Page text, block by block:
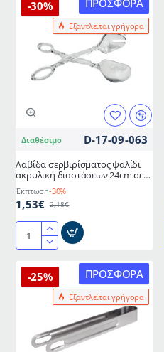
επαγγελματικής
HOTELIA
πάχους
2mm
ύψους
ΠΡΟΣΦΟΡΆ
Εξαντλείται γρήγορα
-30%
Διαθέσιμο D-17-09-063
Λαβίδα σερβιρίσματος ψαλίδι
ακρυλική διαστάσεων 24cm σε
κόκκινο χρώμα
Έκπτωση-30%
1,53€ 2,18€
Λαβίδα
ψαλίδι
ακρυλική
διαστάσεων
κόκκινο
ΠΡΟΣΦΟΡΆ
Εξαντλείται γρήγορα
-25%